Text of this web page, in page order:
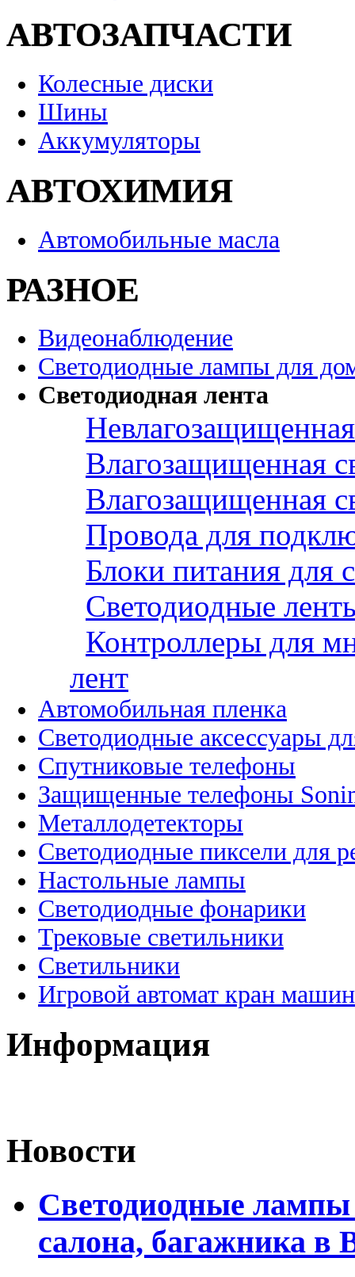
АВТОЗАПЧАСТИ
Колесные диски
Шины
Аккумуляторы
АВТОХИМИЯ
Автомобильные масла
РАЗНОЕ
Видеонаблюдение
Светодиодные лампы для
Светодиодная лента
Влагозащищенная
Влагозащищенная
Провода для
Блоки питания для
Светодиодные
Контроллеры для
лент
Автомобильная пленка
Светодиодные аксессуары
Спутниковые телефоны
Защищенные телефоны
Металлодетекторы
Светодиодные пиксели для
Настольные лампы
Светодиодные фонарики
Трековые светильники
Светильники
Игровой автомат кран
Информация
Новости
Светодиодные лампы
салона, багажника в